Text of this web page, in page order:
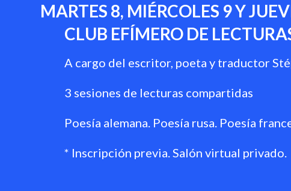
MARTES 8, MIÉRCOLES 9 Y
CLUB EFÍMERO DE
A cargo del escritor, poeta y traductor
3 sesiones de lecturas compartidas
Poesía alemana. Poesía rusa. Poesía
* Inscripción previa. Salón virtual privado.